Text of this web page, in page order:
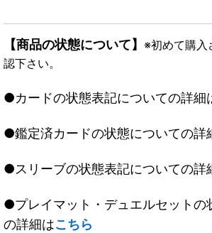
【商品の状態について】 ※初めて購入
認下さい。
●カードの状態表記についての詳細
●鑑定済カードの状態についての詳
●スリーブの状態表記についての詳
●プレイマット・デュエルセットの
の詳細はこちら